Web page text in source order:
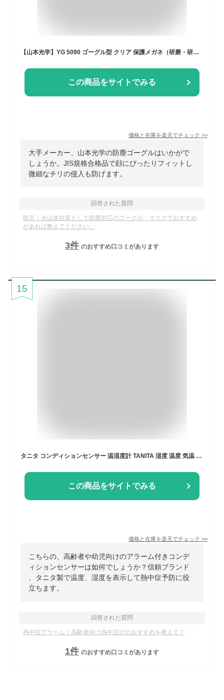
この商品をサイトでみる
価格と在庫を楽天でチェック >>
大手メーカー、山本光学の防塵ゴーグルはいかがで
しょうか。JIS規格合格品で顔にぴったりフィットし
微細なチリの侵入も防げます。
回答された質問
防災｜火山灰対策として防塵対応のゴーグル・マスクでおすすめ
があれば教えてください。
3件 のおすすめ口コミがあります
15
この商品をサイトでみる
価格と在庫を楽天でチェック >>
こちらの、高齢者や幼児向けのアラーム付きコンデ
ィションセンサーは如何でしょうか？信頼ブランド
、タニタ製で温度、湿度を表示して熱中症予防に役
立ちます。
回答された質問
熱中症アラーム｜高齢者向け熱中症計のおすすめを教えて！
1件 のおすすめ口コミがあります